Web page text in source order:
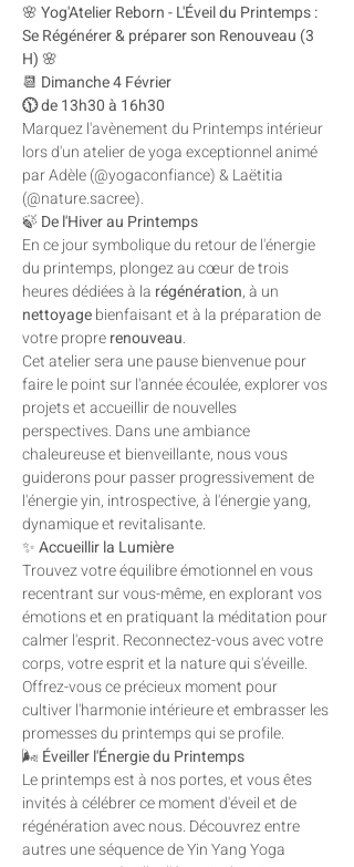
🌸 Yog'Atelier Reborn - L'Éveil du Printemps :
Se Régénérer & préparer son Renouveau (3
H) 🌸
📆 Dimanche 4 Février
🕦 de 13h30 à 16h30
Marquez l'avènement du Printemps intérieur
lors d'un atelier de yoga exceptionnel animé
par Adèle (@yogaconfiance) & Laëtitia
(@nature.sacree).
🍃 De l'Hiver au Printemps
En ce jour symbolique du retour de l'énergie
du printemps, plongez au cœur de trois
heures dédiées à la régénération, à un
nettoyage bienfaisant et à la préparation de
votre propre renouveau.
Cet atelier sera une pause bienvenue pour
faire le point sur l'année écoulée, explorer vos
projets et accueillir de nouvelles
perspectives. Dans une ambiance
chaleureuse et bienveillante, nous vous
guiderons pour passer progressivement de
l'énergie yin, introspective, à l'énergie yang,
dynamique et revitalisante.
✨ Accueillir la Lumière
Trouvez votre équilibre émotionnel en vous
recentrant sur vous-même, en explorant vos
émotions et en pratiquant la méditation pour
calmer l'esprit. Reconnectez-vous avec votre
corps, votre esprit et la nature qui s'éveille.
Offrez-vous ce précieux moment pour
cultiver l'harmonie intérieure et embrasser les
promesses du printemps qui se profile.
🌬️ Éveiller l'Énergie du Printemps
Le printemps est à nos portes, et vous êtes
invités à célébrer ce moment d'éveil et de
régénération avec nous. Découvrez entre
autres une séquence de Yin Yang Yoga